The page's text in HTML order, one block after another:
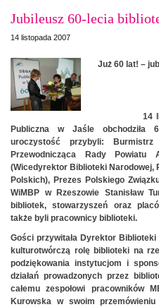
Jubileusz 60-lecia
14 listopada 2007
Już 60 lat! –
14
Publiczna w Jaśle obchodziła
uroczystość przybyli:
Przewodnicząca Rady Powiatu
(Wicedyrektor Biblioteki Narodowej,
Polskich), Prezes Polskiego
WiMBP w Rzeszowie Stanisław
bibliotek, stowarzyszeń oraz
także byli pracownicy biblioteki.
Gości przywitała Dyrektor
kulturotwórczą rolę biblioteki na
podziękowania instytucjom i
działań prowadzonych przez
całemu zespołowi pracowników
Kurowska w swoim